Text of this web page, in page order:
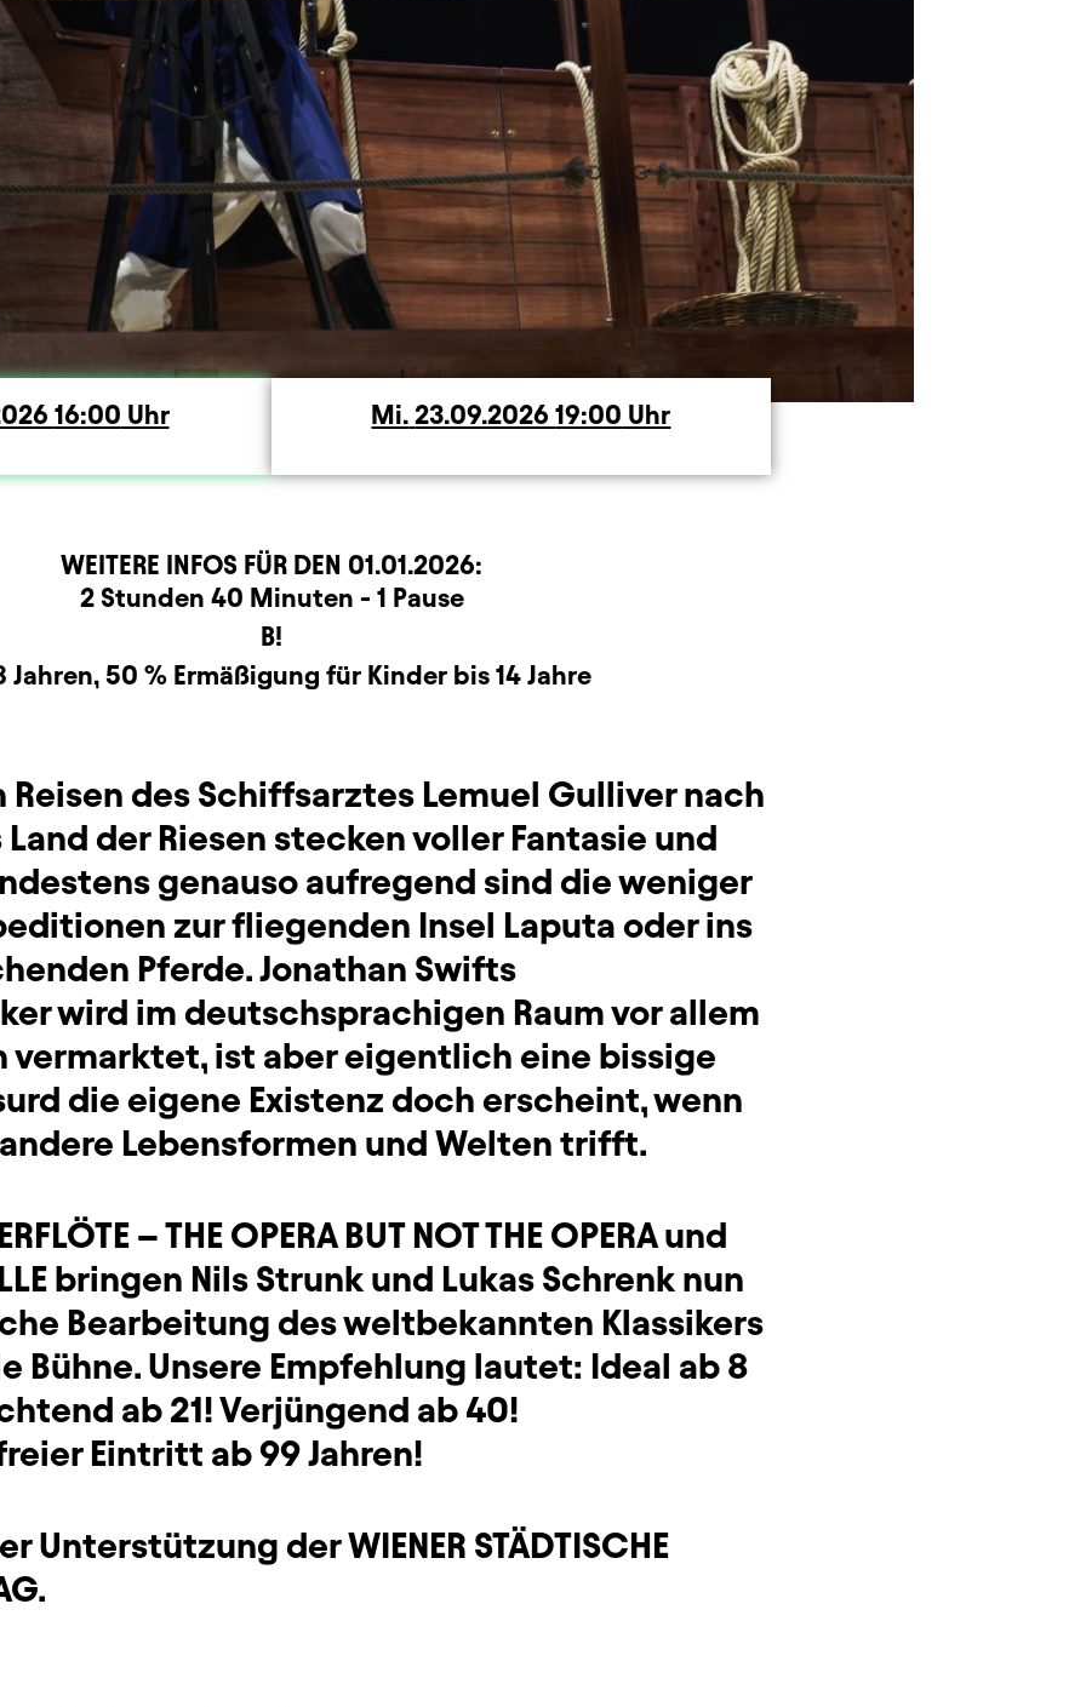
16:00 Uhr Mi. Mittwoch
23.09.202619:00 Uhr
WEITERE INFOS FÜR DEN 01.01.2026:
2 Stunden 40 Minuten - 1 Pause
B!
Jahren, 50 % Ermäßigung für Kinder bis 14 Jahre
des Schiffsarztes Lemuel Gulliver nach
der Riesen stecken voller Fantasie und
genauso aufregend sind die weniger
zur fliegenden Insel Laputa oder ins
Pferde. Jonathan Swifts
wird im deutschsprachigen Raum vor allem
vermarktet, ist aber eigentlich eine bissige
die eigene Existenz doch erscheint, wenn
Lebensformen und Welten trifft.
– THE OPERA BUT NOT THE OPERA und
bringen Nils Strunk und Lukas Schrenk nun
Bearbeitung des weltbekannten Klassikers
Bühne. Unsere Empfehlung lautet: Ideal ab 8
ab 21! Verjüngend ab 40!
Eintritt ab 99 Jahren!
Unterstützung der WIENER STÄDTISCHE